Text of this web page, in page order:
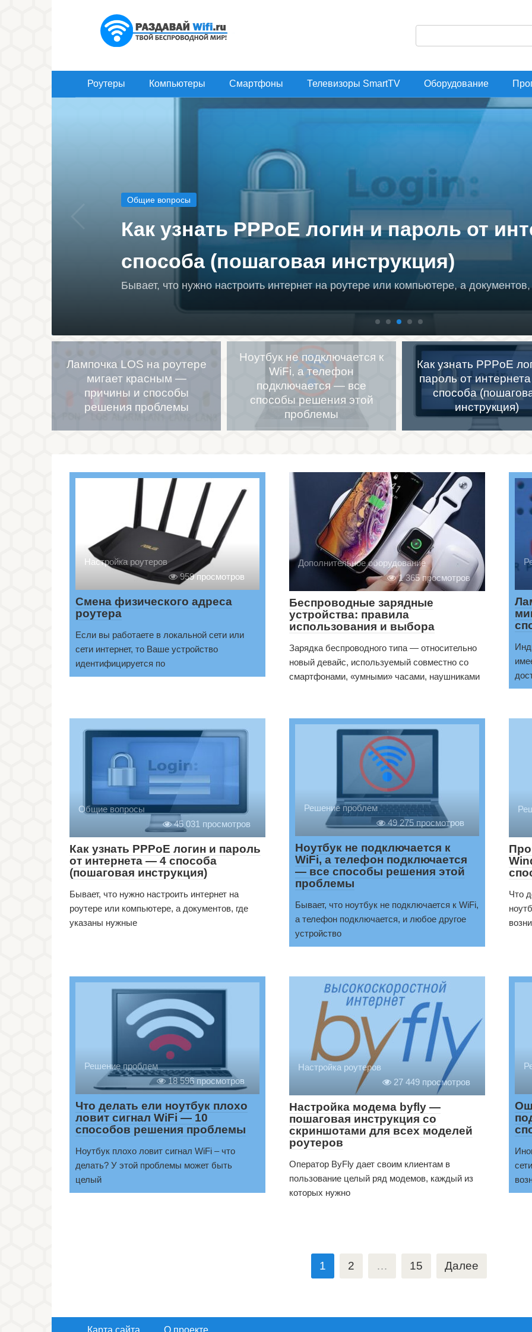
и
к
Роутеры Компьютеры Смартфоны Телевизоры SmartTV Оборудование
Общие вопросы
Как узнать PPPoE логин и пароль от
способа (пошаговая инструкция)
Бывает, что нужно настроить интернет на роутере или компьютере, а
Лампочка LOS на роутере
мигает красным —
причины и способы
решения проблемы
Ноутбук не подключается к
WiFi, а телефон
подключается — все
способы решения этой
проблемы
Как узнать PPPoE
пароль от
способа
инструкция)
Настройка роутеров
959 просмотров
Смена физического адреса
роутера
Если вы работаете в локальной сети или
сети интернет, то Ваше устройство
идентифицируется по
Дополнительное оборудование
1 365 просмотров
Беспроводные зарядные
устройства: правила
использования и выбора
Зарядка беспроводного типа — относительно
новый девайс, используемый совместно со
смартфонами, «умными» часами, наушниками
Общие вопросы
45 031 просмотров
Как узнать PPPoE логин и пароль
от интернета — 4 способа
(пошаговая инструкция)
Бывает, что нужно настроить интернет на
роутере или компьютере, а документов, где
указаны нужные
Решение проблем
49 275 просмотров
Ноутбук не подключается к
WiFi, а телефон подключается
— все способы решения этой
проблемы
Бывает, что ноутбук не подключается к WiFi,
а телефон подключается, и любое другое
устройство
Что
Решение проблем
18 596 просмотров
Что делать ели ноутбук плохо
ловит сигнал WiFi — 10
способов решения проблемы
Ноутбук плохо ловит сигнал WiFi – что
делать? У этой проблемы может быть
целый
Настройка роутеров
27 449 просмотров
Настройка модема byfly —
пошаговая инструкция со
скриншотами для всех моделей
роутеров
Оператор ByFly дает своим клиентам в
пользование целый ряд модемов, каждый из
которых нужно
1 2 … 15 Далее
Карта сайта О проекте